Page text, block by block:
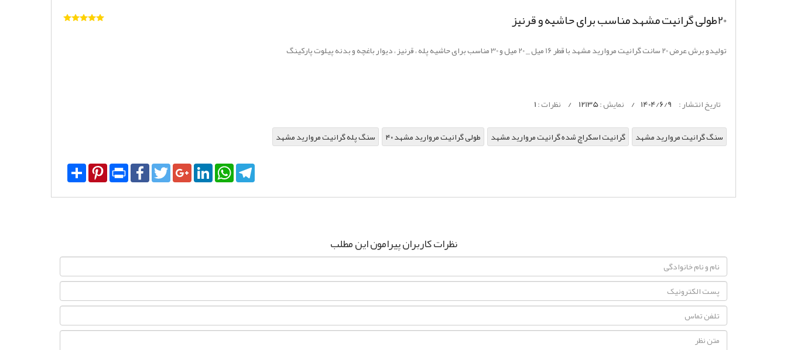
20طولی گرانیت مشهد مناسب برای حاشیه و قرنیز
تولیدو برش عرض 20 سانت گرانیت مروارید مشهد با قطر 16 میل _ 20 میل و 30 مناسب برای حاشیه پله ، قرنیز ، دیوار باغچه و بدنه پیلوت پارکینگ
تاریخ انتشار : 1404/6/9
/ نمایش :12135
/ نظرات :1
سنگ گرانیت مروارید مشهد
گرانیت اسکراچ شده گرانیت مروارید مشهد ۴۰ طولی گرانیت مروارید مشهد
سنگ پله گرانیت مروارید مشهد
Share PinterestPrint FacebookTwitterGoogle+LinkedInWhatsApp
نظرات کاربران پیرامون این مطلب